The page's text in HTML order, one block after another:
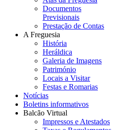
Documentos
Previsionais
Prestação de Contas
A Freguesia
História
Heráldica
Galeria de Imagens
Património
Locais a Visitar
Festas e Romarias
Notícias
Boletins informativos
Balcão Virtual
Impressos e Atestados